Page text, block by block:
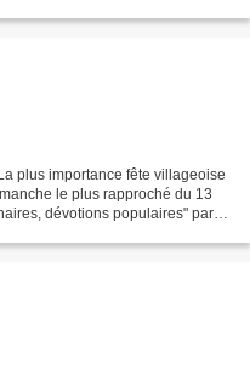
plus importance fête villageoise
le plus rapproché du 13
dévotions populaires" par